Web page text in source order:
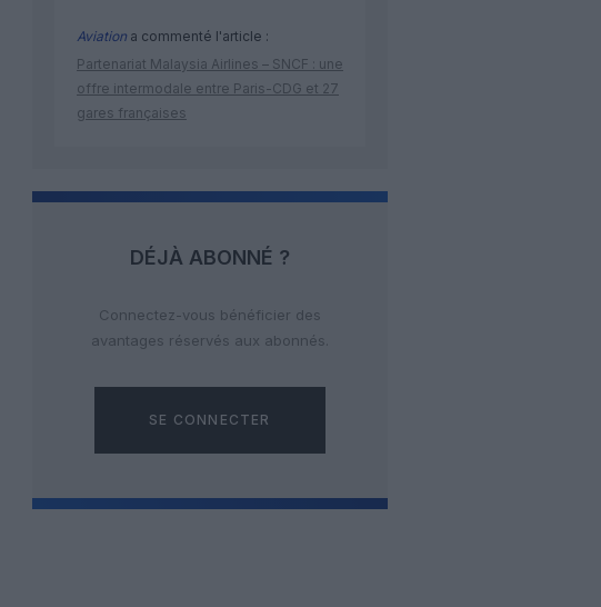
Aviation a commenté l'article :
Partenariat Malaysia Airlines – SNCF : une
offre intermodale entre Paris-CDG et 27
gares françaises
DÉJÀ ABONNÉ ?
Connectez-vous bénéficier des
avantages réservés aux abonnés.
SE CONNECTER